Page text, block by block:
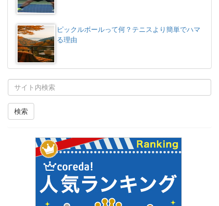
ピックルボールって何？テニスより簡単でハマ
る理由
検索